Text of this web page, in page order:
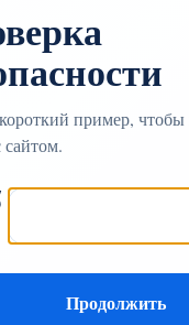
пример,
сайтом.
Продолжить